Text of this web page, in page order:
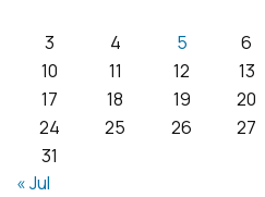
3
4 5 6
10
11 12 13
17
18 19 20
24
25 26 27
31
« Jul